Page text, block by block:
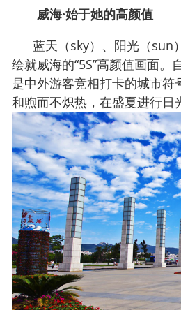
威海·始于她的高颜值
蓝天（sky）、阳光（sun
绘就威海的“5S”高颜值画面。
是中外游客竞相打卡的城市符
和煦而不炽热，在盛夏进行日